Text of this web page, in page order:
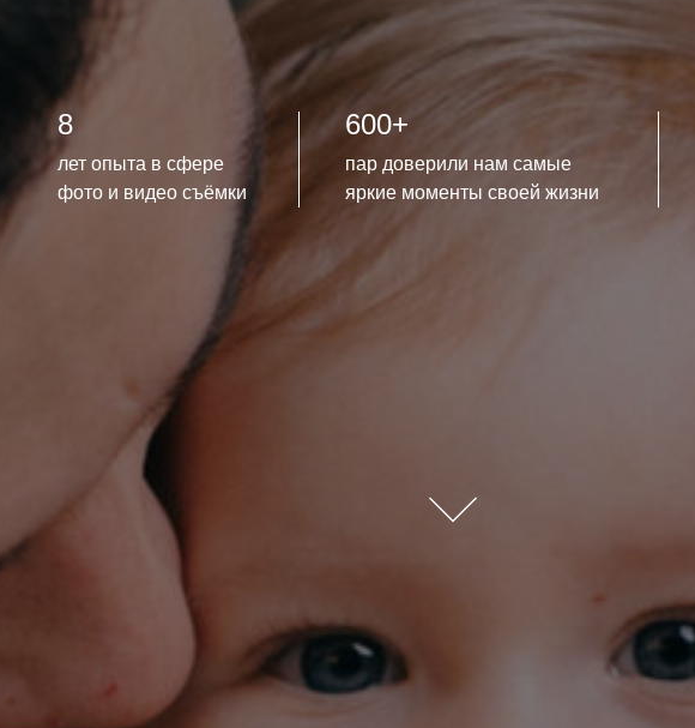
600+
пар доверили нам самые
яркие моменты своей жизни
8
лет опыта в сфере
фото и видео съёмки